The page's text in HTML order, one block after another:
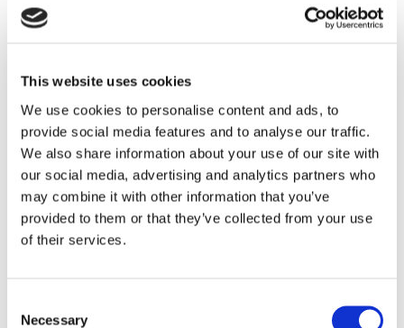
This website uses cookies
We use cookies to personalise content and ads, to
provide social media features and to analyse our traffic.
We also share information about your use of our site with
our social media, advertising and analytics partners who
may combine it with other information that you’ve
provided to them or that they’ve collected from your use
of their services.
Selection
Necessary
en op een prettige manier met elkaar omgaan. Dit
Beide ouders moeten dicht bij elkaar
wonen
Hogere kosten (veel dingen moeten twee
keer aangekocht worden)
kinderen